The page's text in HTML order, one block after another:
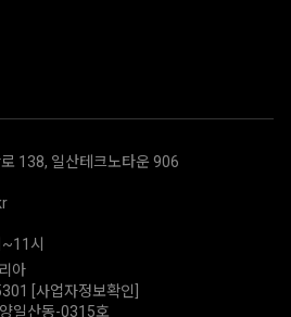
138, 일산테크노타운 906
시
아
[사업자정보확인]
일산동-0315호